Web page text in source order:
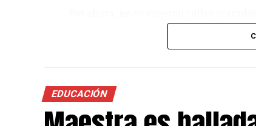
Rectoría, ubicada en la zona de las
Detienen a dos mujeres
Valle: Ocupaban vivienda
Los manifestantes no han confirmado
EDUCACIÓN